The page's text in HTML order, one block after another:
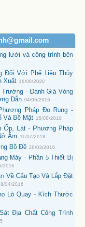
lưới và công trình bên
Đối Với Phế Liệu Thủy
Xuất 16/08/2020
Trường - Đánh Giá Vòng
Dẫn 04/06/2016
Pháp Đo Rung -
Và Bề Mặt 15/08/2018
Ốp, Lát - Phương Pháp
Ẩm
11/07/2018
Bồ Đề 28/03/2016
Máy - Phần 5 Thiết Bị
2016
Về Cấu Tạo Và Lắp Đặt
04/2016
Lò Quay - Kích Thước
Địa Chất Công Trình